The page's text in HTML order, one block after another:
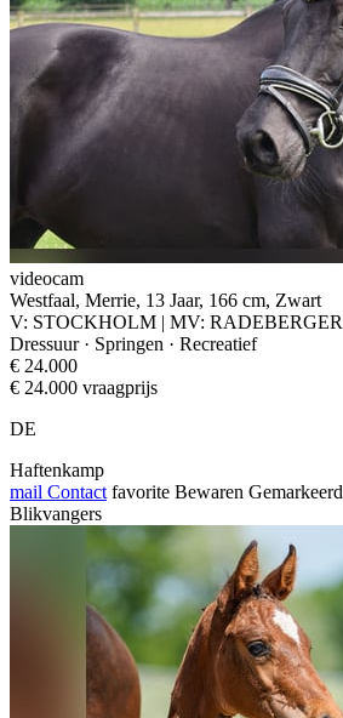
videocam
Westfaal, Merrie, 13 Jaar, 166 cm, Zwart
V: STOCKHOLM | MV: RADEBERGER
Dressuur · Springen · Recreatief
€ 24.000
€ 24.000 vraagprijs
DE
Haftenkamp
mail Contact favorite Bewaren Gemarkeerd
Blikvangers